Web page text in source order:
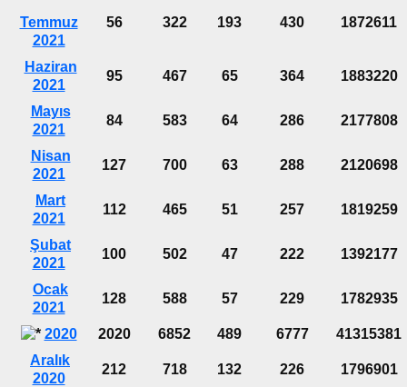
Temmuz
2021
56 322 193 430 1872611
Haziran
2021
95 467 65 364 1883220
Mayıs
2021
84 583 64 286 2177808
Nisan
2021
127 700 63 288 2120698
Mart
2021
112 465 51 257 1819259
Şubat
2021
100 502 47 222 1392177
Ocak
2021
128 588 57 229 1782935
2020 2020 6852 489 6777
41315381
Aralık
2020
212 718 132 226 1796901